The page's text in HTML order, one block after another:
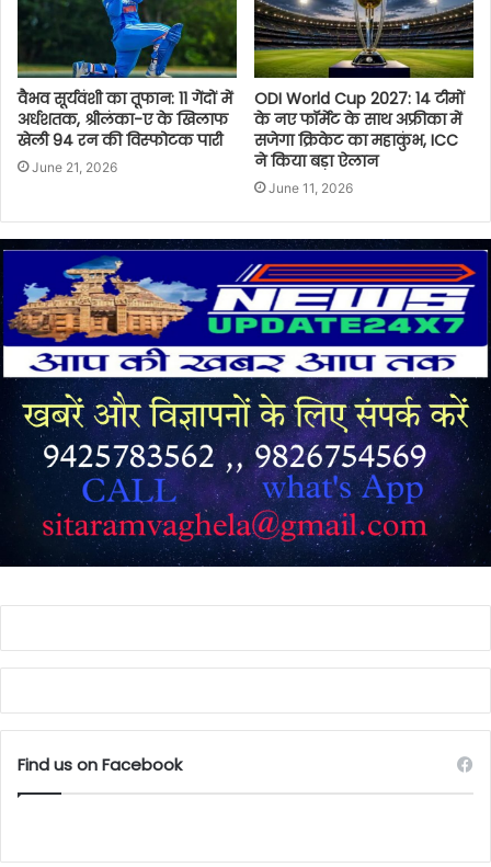
वैभव सूर्यवंशी का तूफान: 11 गेंदों में
अर्धशतक, श्रीलंका-ए के खिलाफ
खेली 94 रन की विस्फोटक पारी
June 21, 2026
ODI World Cup 2027: 14 टीमों
के नए फॉर्मेट के साथ अफ्रीका में
सजेगा क्रिकेट का महाकुंभ, ICC
ने किया बड़ा ऐलान
June 11, 2026
Find us on Facebook